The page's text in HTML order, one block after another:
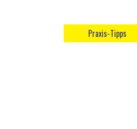
Praxis-Tipps